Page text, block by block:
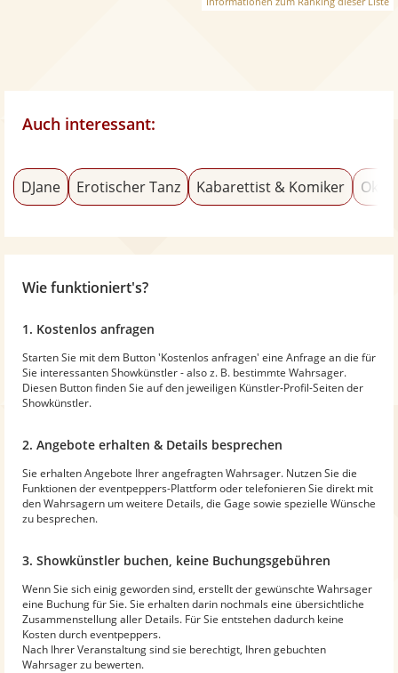
Auch interessant:
DJane Erotischer Tanz Kabarettist & Komiker
Wie funktioniert's?
1. Kostenlos anfragen
Starten Sie mit dem Button 'Kostenlos anfragen' eine Anfrage an die für
Sie interessanten Showkünstler - also z. B. bestimmte Wahrsager.
Diesen Button finden Sie auf den jeweiligen Künstler-Profil-Seiten der
Showkünstler.
2. Angebote erhalten & Details besprechen
Sie erhalten Angebote Ihrer angefragten Wahrsager. Nutzen Sie die
Funktionen der eventpeppers-Plattform oder telefonieren Sie direkt mit
den Wahrsagern um weitere Details, die Gage sowie spezielle Wünsche
zu besprechen.
3. Showkünstler buchen, keine Buchungsgebühren
Wenn Sie sich einig geworden sind, erstellt der gewünschte Wahrsager
eine Buchung für Sie. Sie erhalten darin nochmals eine übersichtliche
Zusammenstellung aller Details. Für Sie entstehen dadurch keine
Kosten durch eventpeppers.
Nach Ihrer Veranstaltung sind sie berechtigt, Ihren gebuchten
Wahrsager zu bewerten.